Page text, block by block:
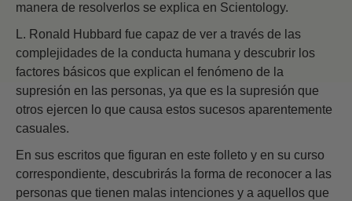
manera de resolverlos se explica en Scientology.
L. Ronald Hubbard fue capaz de ver a través de las
complejidades de la conducta humana y descubrir los
factores básicos que explican el fenómeno de la
supresión en las personas, ya que es la supresión que
otros ejercen lo que causa estos sucesos aparentemente
casuales.
En sus escritos que figuran en este folleto y en su curso
correspondiente, descubrirás la forma de reconocer a las
personas que tienen malas intenciones y a aquellos que